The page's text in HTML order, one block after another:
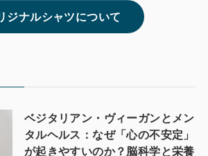
ジナルシャツについて
ベジタリアン・ヴィーガンとメン
タルヘルス：なぜ「心の不安定」
が起きやすいのか？脳科学と栄養